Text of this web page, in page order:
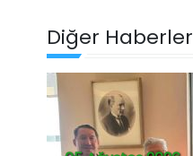
Diğer Haberler